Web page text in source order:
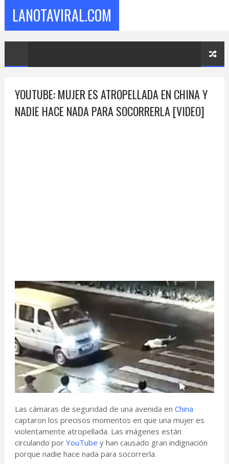
LANOTAVIRAL.COM
YOUTUBE: MUJER ES ATROPELLADA EN CHINA Y
NADIE HACE NADA PARA SOCORRERLA [VIDEO]
Las cámaras de seguridad de una avenida en China
captaron los precisos momentos en que una mujer es
violentamente atropellada. Las imágenes están
circulando por YouTube y han causado gran indignación
porque nadie hace nada para socorrerla.